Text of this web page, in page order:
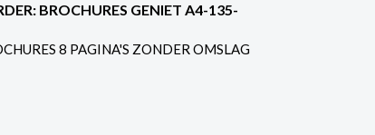
BROCHURES GENIET A4-135-
8 PAGINA'S ZONDER OMSLAG